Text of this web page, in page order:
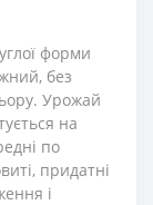
форми
без
Урожай
на
по
придатні
і